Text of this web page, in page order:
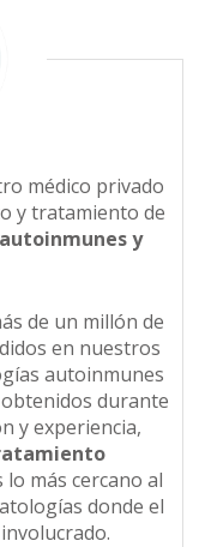
médico privado
y tratamiento de
y
de un millón de
en nuestros
autoinmunes
durante
y experiencia,
lo más cercano al
donde el